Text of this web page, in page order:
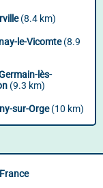
(8.4 km)
le-Vicomte(8.9
lès-
(9.3 km)
sur-Orge(10 km)